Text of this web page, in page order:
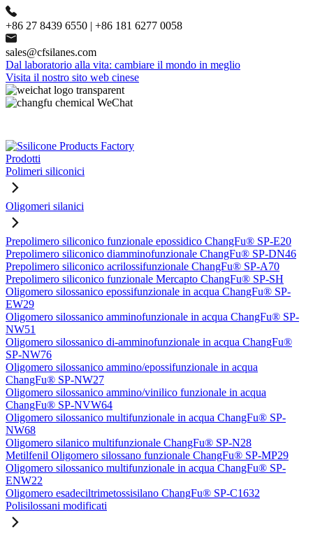
+86 27 8439 6550 | +86 181 6277 0058
sales@cfsilanes.com
Dal laboratorio alla vita: cambiare il mondo in meglio
Visita il nostro sito web cinese
Prodotti
Polimeri siliconici
Oligomeri silanici
Prepolimero siliconico funzionale epossidico ChangFu® SP-E20
Prepolimero siliconico diamminofunzionale ChangFu® SP-DN46
Prepolimero siliconico acrilossifunzionale ChangFu® SP-A70
Prepolimero siliconico funzionale Mercapto ChangFu® SP-SH
Oligomero silossanico epossifunzionale in acqua ChangFu® SP-
EW29
Oligomero silossanico amminofunzionale in acqua ChangFu® SP-
NW51
Oligomero silossanico di-amminofunzionale in acqua ChangFu®
SP-NW76
Oligomero silossanico ammino/epossifunzionale in acqua
ChangFu® SP-NW27
Oligomero silossanico ammino/vinilico funzionale in acqua
ChangFu® SP-NVW64
Oligomero silossanico multifunzionale in acqua ChangFu® SP-
NW68
Oligomero silanico multifunzionale ChangFu® SP-N28
Metilfenil Oligomero silossano funzionale ChangFu® SP-MP29
Oligomero silossanico multifunzionale in acqua ChangFu® SP-
ENW22
Oligomero esadeciltrimetossisilano ChangFu® SP-C1632
Polisilossani modificati